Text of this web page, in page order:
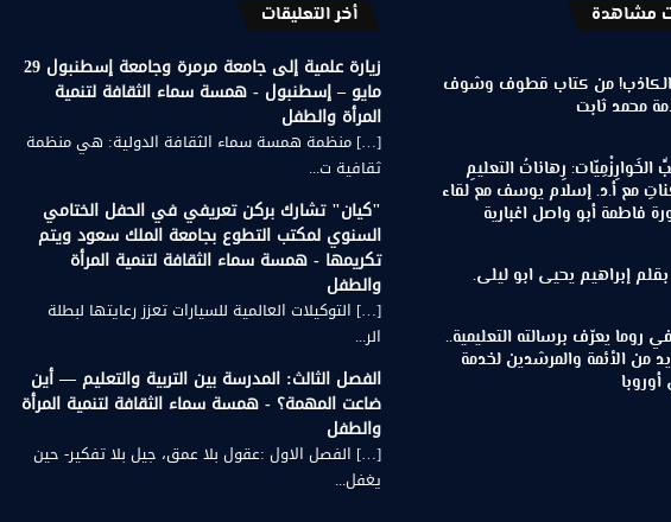
مشاهدة
الكاذب! من كتاب قطوف وشوف
محمد ثابت
رِهاناتُ التعليمِ
مع أ.د. إسلام يوسف مع لقاء
فاطمة أبو واصل اغبارية
بقلم إبراهيم يحيى ابو ليلى.
روما يعرّف برسالته التعليمية..
من الأئمة والمرشدين لخدمة
أخر التعليقات
زيارة علمية إلى جامعة مرمرة وجامعة إسطنبول 29
مايو – إسطنبول - همسة سماء الثقافة لتنمية
المرأة والطفل
[…] منظمة همسة سماء الثقافة الدولية: هي منظمة
ثقافية ت...
"كيان" تشارك بركن تعريفي في الحفل الختامي
السنوي لمكتب التطوع بجامعة الملك سعود ويتم
تكريمها - همسة سماء الثقافة لتنمية المرأة
والطفل
[…] التوكيلات العالمية للسيارات تعزز رعايتها لبطلة
الر...
الفصل الثالث: المدرسة بين التربية والتعليم — أين
ضاعت المهمة؟ - همسة سماء الثقافة لتنمية المرأة
والطفل
[…] الفصل الاول :عقول بلا عمق، جيل بلا تفكير- حين
يغفل...